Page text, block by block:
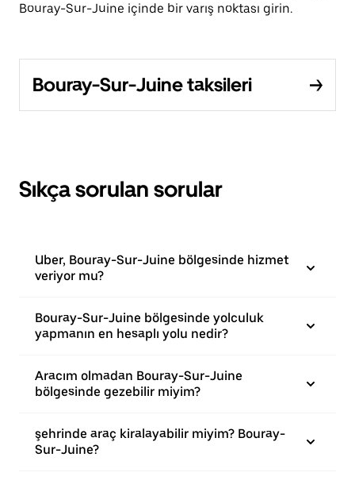
Bouray-Sur-Juine içinde bir varış noktası girin.
Bouray-Sur-Juine taksileri
Sıkça sorulan sorular
Uber, Bouray-Sur-Juine bölgesinde hizmet
veriyor mu?
Bouray-Sur-Juine bölgesinde yolculuk
yapmanın en hesaplı yolu nedir?
Aracım olmadan Bouray-Sur-Juine
bölgesinde gezebilir miyim?
şehrinde araç kiralayabilir miyim? Bouray-
Sur-Juine?